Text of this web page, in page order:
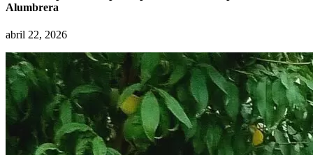
Alumbrera
abril 22, 2026